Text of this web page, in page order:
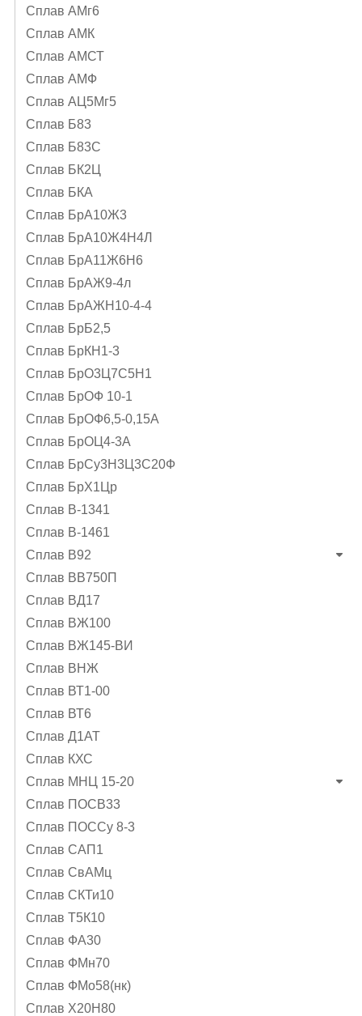
Сплав АМг6
Сплав АМК
Сплав АМСТ
Сплав АМФ
Сплав АЦ5Мг5
Сплав Б83
Сплав Б83С
Сплав БК2Ц
Сплав БКА
Сплав БрА10Ж3
Сплав БрА10Ж4Н4Л
Сплав БрА11Ж6Н6
Сплав БрАЖ9-4л
Сплав БрАЖН10-4-4
Сплав БрБ2,5
Сплав БрКН1-3
Сплав БрО3Ц7С5Н1
Сплав БрОФ 10-1
Сплав БрОФ6,5-0,15А
Сплав БрОЦ4-3А
Сплав БрСу3Н3Ц3С20Ф
Сплав БрХ1Цр
Сплав В-1341
Сплав В-1461
Сплав В92
Сплав ВВ750П
Сплав ВД17
Сплав ВЖ100
Сплав ВЖ145-ВИ
Сплав ВНЖ
Сплав ВТ1-00
Сплав ВТ6
Сплав Д1АТ
Сплав КХС
Сплав МНЦ 15-20
Сплав ПОСВ33
Сплав ПОССу 8-3
Сплав САП1
Сплав СвАМц
Сплав СКТи10
Сплав Т5К10
Сплав ФА30
Сплав ФМн70
Сплав ФМо58(нк)
Сплав Х20Н80